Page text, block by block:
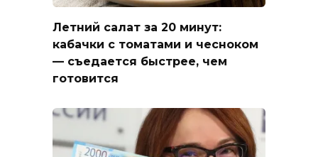
Летний салат за 20 минут:
кабачки с томатами и чесноком
— съедается быстрее, чем
готовится